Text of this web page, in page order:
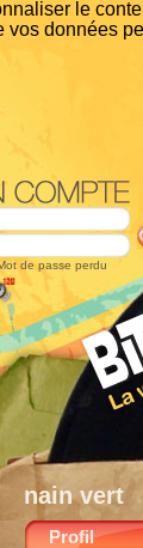
le
données
de passe perdu
nain vert
Profil